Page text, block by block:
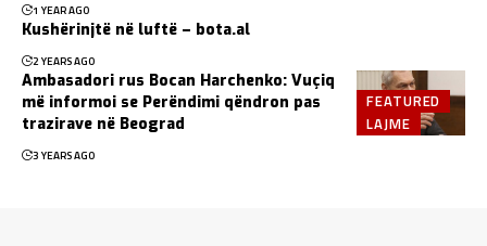
1 YEAR AGO
Kushërinjtë në luftë – bota.al
2 YEARS AGO
FEATURED
LAJME
Ambasadori rus Bocan Harchenko: Vuçiq
më informoi se Perëndimi qëndron pas
trazirave në Beograd
3 YEARS AGO